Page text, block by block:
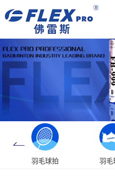
羽毛球拍 羽毛